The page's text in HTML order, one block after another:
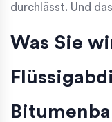
durchlässt. Und
Was Sie